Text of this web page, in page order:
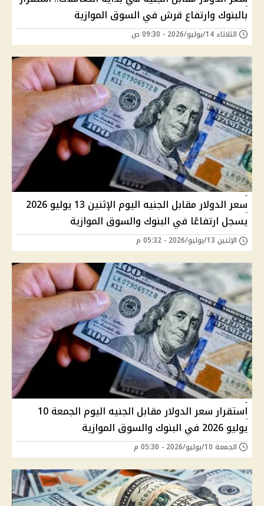
بالبنوك وارتفاع قرش في السوق الموازية
الثلاثاء 14/يوليو/2026 - 09:30 ص
سعر الدولار مقابل الجنيه اليوم الإثنين 13 يوليو 2026
يسجل ارتفاعًا في البنوك والسوق الموازية
الإثنين 13/يوليو/2026 - 05:32 م
استقرار سعر الدولار مقابل الجنيه اليوم الجمعة 10
يوليو 2026 في البنوك والسوق الموازية
الجمعة 10/يوليو/2026 - 05:30 م